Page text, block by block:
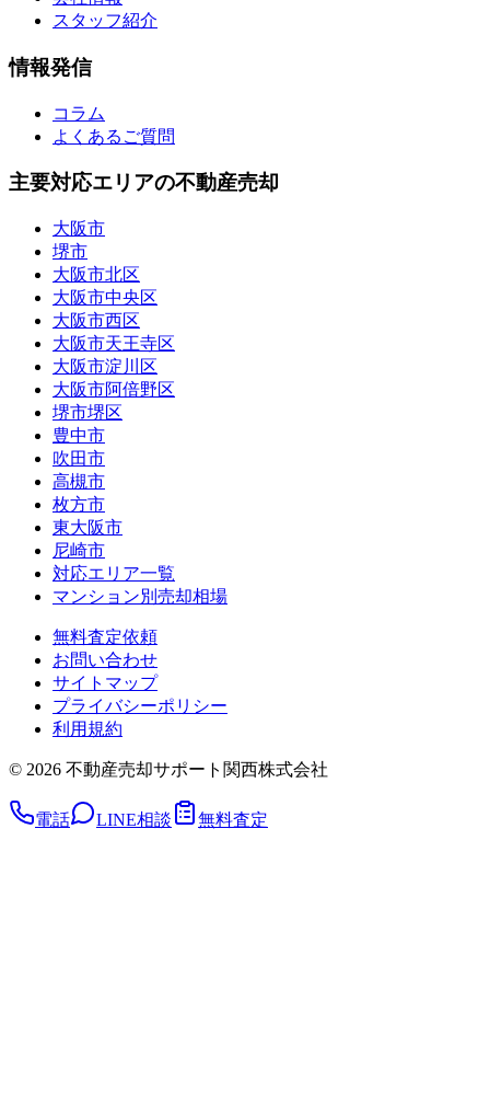
スタッフ紹介
情報発信
コラム
よくあるご質問
主要対応エリアの不動産売却
大阪市
堺市
大阪市北区
大阪市中央区
大阪市西区
大阪市天王寺区
大阪市淀川区
大阪市阿倍野区
堺市堺区
豊中市
吹田市
高槻市
枚方市
東大阪市
尼崎市
対応エリア一覧
マンション別売却相場
無料査定依頼
お問い合わせ
サイトマップ
プライバシーポリシー
利用規約
© 2026 不動産売却サポート関西株式会社
電話 LINE相談 無料査定